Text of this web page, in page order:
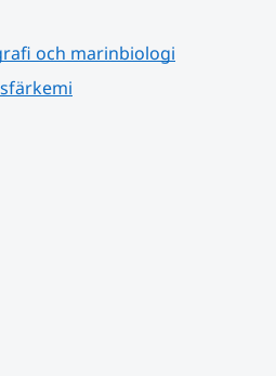
och marinbiologi